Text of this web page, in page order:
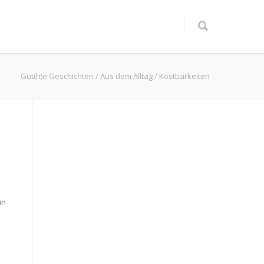
Gut(h)e Geschichten /Aus dem Alltag/ Kostbarkeiten